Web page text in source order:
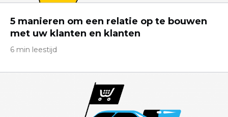
5 manieren om een ​​relatie op te bouwen
met uw klanten en klanten
6 min leestijd